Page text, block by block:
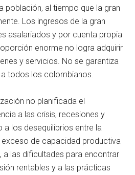
población, al tiempo que la gran
Los ingresos de la gran
asalariados y por cuenta propia
enorme no logra adquirir
y servicios. No se garantiza
todos los colombianos.
no planificada el
a las crisis, recesiones y
los desequilibrios entre la
de capacidad productiva
a las dificultades para encontrar
rentables y a las prácticas